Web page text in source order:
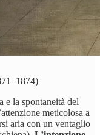
e la spontaneità del
meticolosa a
aria con un ventaglio